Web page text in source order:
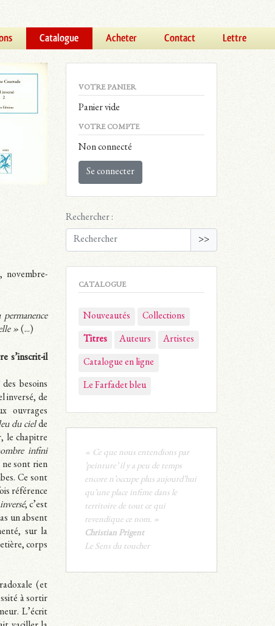
Catalogue Acheter Contact Lettre
novembre-
» (...)
s’inscrit-il
besoins
inversé, de
ouvrages
du cielde
le chapitre
infini
ne sont rien
Ce sont
référence
, c’est
un absent
sur la
corps
(et
à sortir
L’écrit
VOTRE PANIER
Panier vide
VOTRE COMPTE
Non connecté
Se connecter
Rechercher :
>>
CATALOGUE
Nouveautés Collections
Titres Auteurs Artistes
Catalogue en ligne
Le Farfadet bleu
« Ce que nous entendions par
’peinture’ il y a peu de temps
encore n’occupe plus aujourd’hui
qu’une place infime dans le
territoire de tout ce qui
revendique ce nom. »
Christian Prigent
Le Sens du toucher